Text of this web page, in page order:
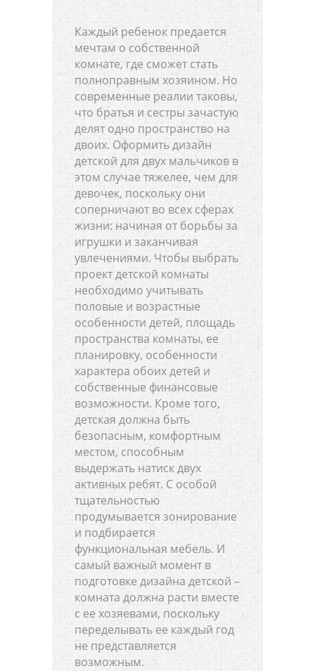
Каждый ребенок предается
мечтам о собственной
комнате, где сможет стать
полноправным хозяином. Но
современные реалии таковы,
что братья и сестры зачастую
делят одно пространство на
двоих. Оформить дизайн
детской для двух мальчиков в
этом случае тяжелее, чем для
девочек, поскольку они
соперничают во всех сферах
жизни: начиная от борьбы за
игрушки и заканчивая
увлечениями. Чтобы выбрать
проект детской комнаты
необходимо учитывать
половые и возрастные
особенности детей, площадь
пространства комнаты, ее
планировку, особенности
характера обоих детей и
собственные финансовые
возможности. Кроме того,
детская должна быть
безопасным, комфортным
местом, способным
выдержать натиск двух
активных ребят. С особой
тщательностью
продумывается зонирование
и подбирается
функциональная мебель. И
самый важный момент в
подготовке дизайна детской –
комната должна расти вместе
с ее хозяевами, поскольку
переделывать ее каждый год
не представляется
возможным.